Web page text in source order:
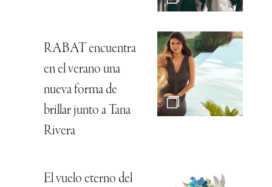
RABAT encuentra
en el verano una
nueva forma de
brillar junto a Tana
Rivera
El vuelo eterno del